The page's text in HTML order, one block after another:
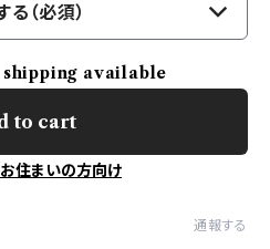
（必須）
available
to cart
住まいの方向け
通報する